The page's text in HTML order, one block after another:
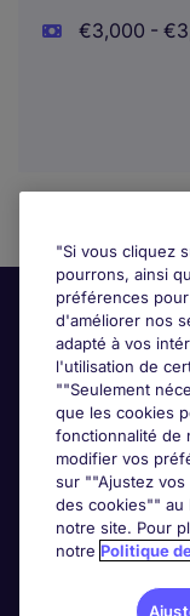
€3,000 -
Liens utiles
Prix
"Si vous cliquez
pourrons, ainsi
préférences
d'améliorer nos
adapté à vos
l'utilisation de
""Seulement
que les cookies
fonctionnalité de
modifier vos
sur ""Ajustez
des cookies"" au
notre site. Pour
notre Politique